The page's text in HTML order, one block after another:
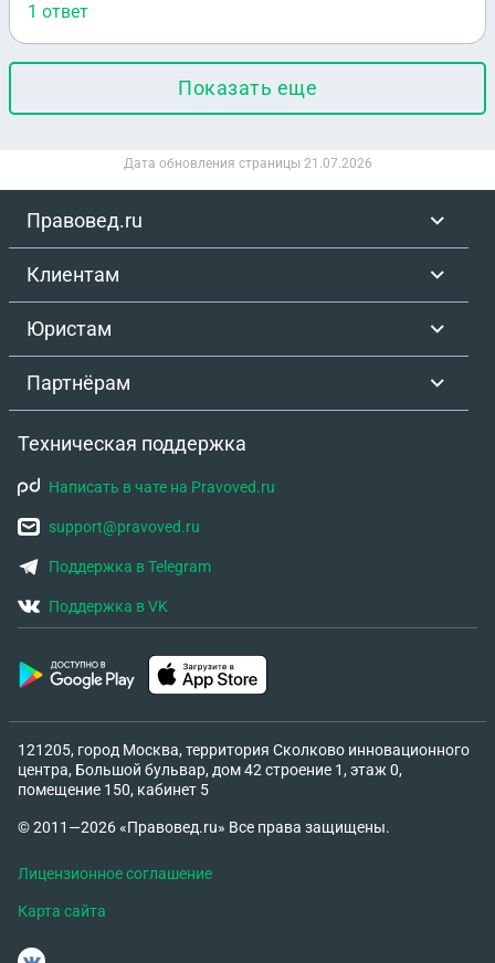
1 ответ
Показать еще
Дата обновления страницы 21.07.2026
Правовед.ru
Клиентам
Юристам
Партнёрам
Техническая поддержка
Написать в чате на Pravoved.ru
support@pravoved.ru
Поддержка в Telegram
Поддержка в VK
121205, город Москва, территория Сколково инновационного
центра, Большой бульвар, дом 42 строение 1, этаж 0,
помещение 150, кабинет 5
© 2011—2026 «Правовед.ru» Все права защищены.
Лицензионное соглашение
Карта сайта